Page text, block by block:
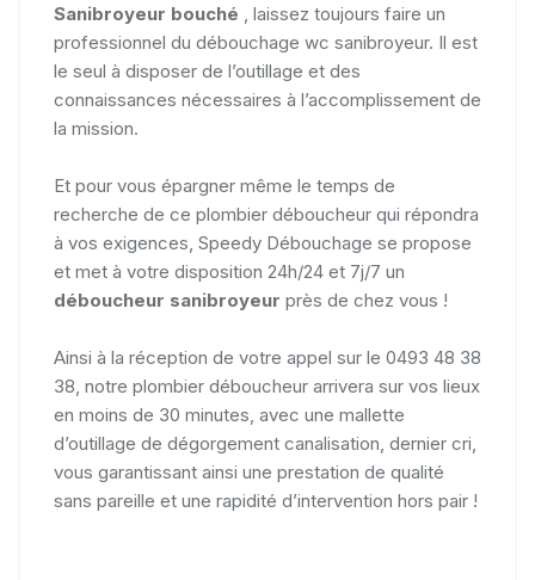
Sanibroyeur bouché
, laissez toujours faire un
professionnel du débouchage wc sanibroyeur. Il est
le seul à disposer de l’outillage et des
connaissances nécessaires à l’accomplissement de
la mission.
Et pour vous épargner même le temps de
recherche de ce plombier déboucheur qui répondra
à vos exigences, Speedy Débouchage se propose
et met à votre disposition 24h/24 et 7j/7 un
déboucheur sanibroyeur près de chez vous !
Ainsi à la réception de votre appel sur le 0493 48 38
38, notre plombier déboucheur arrivera sur vos lieux
en moins de 30 minutes, avec une mallette
d’outillage de dégorgement canalisation, dernier cri,
vous garantissant ainsi une prestation de qualité
sans pareille et une rapidité d’intervention hors pair !